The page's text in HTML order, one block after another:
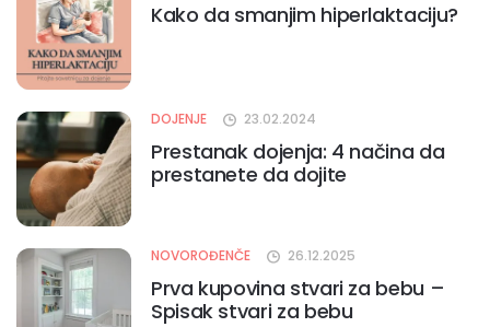
Kako da smanjim hiperlaktaciju?
DOJENJE 23.02.2024
Prestanak dojenja: 4 načina da
prestanete da dojite
NOVOROĐENČE 26.12.2025
Prva kupovina stvari za bebu –
Spisak stvari za bebu